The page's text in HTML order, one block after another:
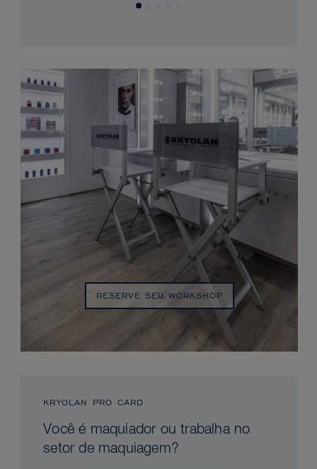
RESERVE SEU WORKSHOP
KRYOLAN PRO CARD
Você é maquiador ou trabalha no
setor de maquiagem?